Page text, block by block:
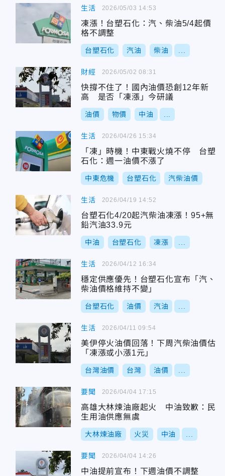
生活
凍漲！台塑石化：汽、柴油5/4起價
格不調整
台塑石化 汽油 柴油
2026/05/03 14:53
財經
快撐不住了！國內油價恐創12年新
高 是否「凍漲」今研議
油價 物價 中油
2026/05/02 08:31
生活
「凍」時機！中東戰火燒不停 台塑
石化：週一油價不漲了
中東危機 台塑石化 汽柴油價
2026/04/26 15:34
生活
台塑石化4/20起汽柴油凍漲！95+無
鉛汽油33.9元
中油 台塑石化 凍漲
2026/04/19 14:52
生活
穩定供應優先！台塑石化宣布「汽、
柴油價格維持不變」
台塑石化 油價 汽油
2026/04/12 16:34
生活
美伊停火油價回落！下周汽柴油價估
「凍漲或小漲1元」
台灣油價 台灣 油價
2026/04/11 09:54
要聞
高雄大林煉油廠起火 中油致歉：民
生用油供應無虞
大林煉油廠 火災 中油
2026/04/04 17:15
要聞
中油提前宣布！下週油價不調整
2026/04/04 14:26